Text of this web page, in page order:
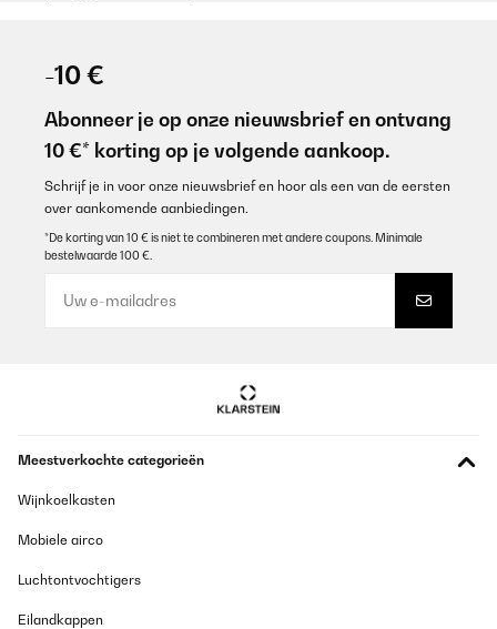
-10 €
Abonneer je op onze nieuwsbrief en ontvang
10 €* korting op je volgende aankoop.
Schrijf je in voor onze nieuwsbrief en hoor als een van de eersten
over aankomende aanbiedingen.
*De korting van 10 € is niet te combineren met andere coupons. Minimale
bestelwaarde 100 €.
Meestverkochte categorieën
Wijnkoelkasten
Mobiele airco
Luchtontvochtigers
Eilandkappen